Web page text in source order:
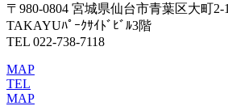
〒980-0804 宮城県仙台市青葉区大町2-
TAKAYUﾊﾟｰｸｻｲﾄﾞﾋﾞﾙ3階
TEL 022-738-7118
MAP
TEL
MAP